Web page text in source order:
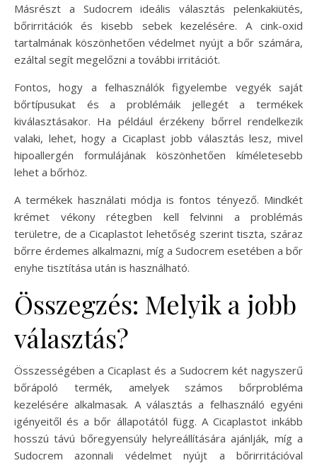
Másrészt a Sudocrem ideális választás pelenkakiütés,
bőrirritációk és kisebb sebek kezelésére. A cink-oxid
tartalmának köszönhetően védelmet nyújt a bőr számára,
ezáltal segít megelőzni a további irritációt.
Fontos, hogy a felhasználók figyelembe vegyék saját
bőrtípusukat és a problémáik jellegét a termékek
kiválasztásakor. Ha például érzékeny bőrrel rendelkezik
valaki, lehet, hogy a Cicaplast jobb választás lesz, mivel
hipoallergén formulájának köszönhetően kíméletesebb
lehet a bőrhöz.
A termékek használati módja is fontos tényező. Mindkét
krémet vékony rétegben kell felvinni a problémás
területre, de a Cicaplastot lehetőség szerint tiszta, száraz
bőrre érdemes alkalmazni, míg a Sudocrem esetében a bőr
enyhe tisztítása után is használható.
Összegzés: Melyik a jobb
választás?
Összességében a Cicaplast és a Sudocrem két nagyszerű
bőrápoló termék, amelyek számos bőrprobléma
kezelésére alkalmasak. A választás a felhasználó egyéni
igényeitől és a bőr állapotától függ. A Cicaplastot inkább
hosszú távú bőregyensúly helyreállítására ajánlják, míg a
Sudocrem azonnali védelmet nyújt a bőrirritációval